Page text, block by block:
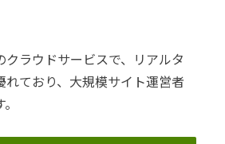
クラウドサービスで、リアルタ
れており、大規模サイト運営者